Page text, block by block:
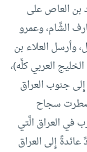
بن العاص على
الشَّام، وعمرو
وأرسل العلاء بن
العربي كلِّه)،
إِلى جنوب العراق
سجاح
في العراق الَّتي
إِلى العراق